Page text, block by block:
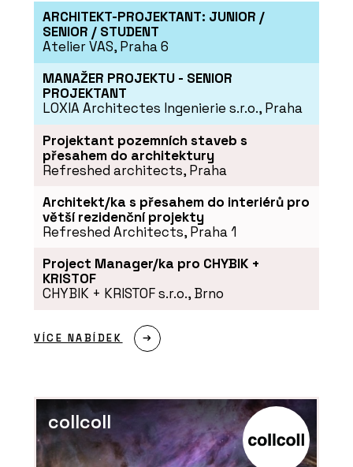
ARCHITEKT-PROJEKTANT: JUNIOR /
SENIOR / STUDENT
Atelier VAS, Praha 6
MANAŽER PROJEKTU - SENIOR
PROJEKTANT
LOXIA Architectes Ingenierie s.r.o., Praha
Projektant pozemních staveb s
přesahem do architektury
Refreshed architects, Praha
Architekt/ka s přesahem do interiérů pro
větší rezidenční projekty
Refreshed Architects, Praha 1
Project Manager/ka pro CHYBIK +
KRISTOF
CHYBIK + KRISTOF s.r.o., Brno
VÍCE NABÍDEK
collcoll